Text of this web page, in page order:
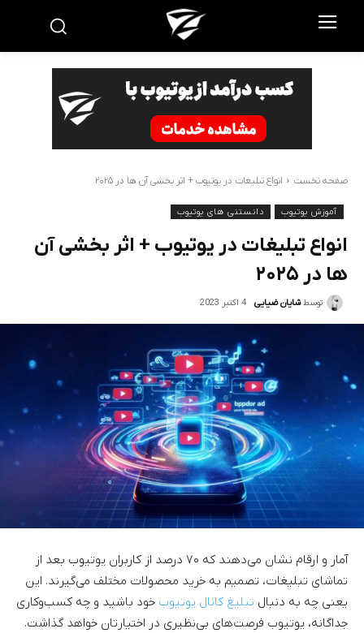
صفحه نخست انواع تبلیغات در یوتیوب + اثر بخشی آن‌ ها در ۲۰۲۵
آموزش یوتیوب دانستنی های یوتیوب
انواع تبلیغات در یوتیوب + اثر بخشی آن‌
ها در ۲۰۲۵
توسط شایان ضیایی 4 اکتبر 2023
آمار و ارقام نشان می‌دهند که ۷۰ درصد از کاربران یوتیوب بعد از
تماشای تبلیغات، تصمیم به خرید محصولات مختلف می‌گیرند. این
یعنی چه به دنبال تبلیغ کانال یوتیوب خود باشید و چه کسب‌وکاری
جداگانه، یوتیوب فرصت‌های بی‌نظیری در اختیارتان خواهد گذاشت.